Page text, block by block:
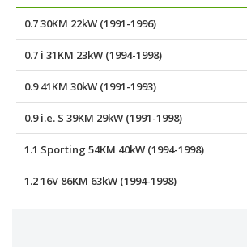
0.7 30KM 22kW (1991-1996)
0.7 i 31KM 23kW (1994-1998)
0.9 41KM 30kW (1991-1993)
0.9 i.e. S 39KM 29kW (1991-1998)
1.1 Sporting 54KM 40kW (1994-1998)
1.2 16V 86KM 63kW (1994-1998)